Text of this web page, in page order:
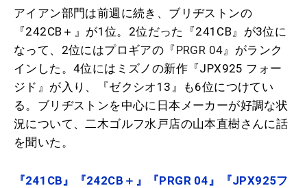
アイアン部門は前週に続き、ブリヂストンの
『242CB＋』が1位。2位だった『241CB』が3位に
なって、2位にはプロギアの『PRGR 04』がランク
インした。4位にはミズノの新作『JPX925 フォー
ジド』が入り、『ゼクシオ13』も6位につけてい
る。ブリヂストンを中心に日本メーカーが好調な状
況について、二木ゴルフ水戸店の山本直樹さんに話
を聞いた。
『241CB』『242CB＋』『PRGR 04』『JPX925フ